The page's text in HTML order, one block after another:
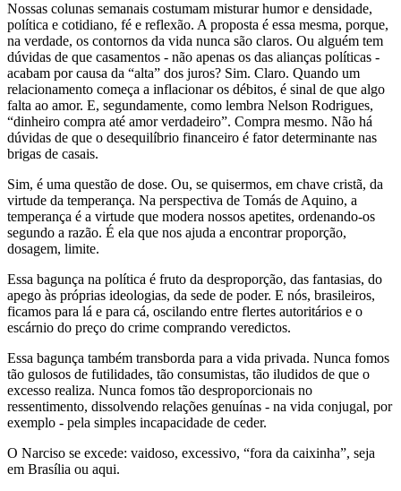
Nossas colunas semanais costumam misturar humor e densidade,
política e cotidiano, fé e reflexão. A proposta é essa mesma, porque,
na verdade, os contornos da vida nunca são claros. Ou alguém tem
dúvidas de que casamentos - não apenas os das alianças políticas -
acabam por causa da “alta” dos juros? Sim. Claro. Quando um
relacionamento começa a inflacionar os débitos, é sinal de que algo
falta ao amor. E, segundamente, como lembra Nelson Rodrigues,
“dinheiro compra até amor verdadeiro”. Compra mesmo. Não há
dúvidas de que o desequilíbrio financeiro é fator determinante nas
brigas de casais.
Sim, é uma questão de dose. Ou, se quisermos, em chave cristã, da
virtude da temperança. Na perspectiva de Tomás de Aquino, a
temperança é a virtude que modera nossos apetites, ordenando-os
segundo a razão. É ela que nos ajuda a encontrar proporção,
dosagem, limite.
Essa bagunça na política é fruto da desproporção, das fantasias, do
apego às próprias ideologias, da sede de poder. E nós, brasileiros,
ficamos para lá e para cá, oscilando entre flertes autoritários e o
escárnio do preço do crime comprando veredictos.
Essa bagunça também transborda para a vida privada. Nunca fomos
tão gulosos de futilidades, tão consumistas, tão iludidos de que o
excesso realiza. Nunca fomos tão desproporcionais no
ressentimento, dissolvendo relações genuínas - na vida conjugal, por
exemplo - pela simples incapacidade de ceder.
O Narciso se excede: vaidoso, excessivo, “fora da caixinha”, seja
em Brasília ou aqui.